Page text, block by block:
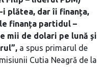
plătea, dar îi finanța,
finanța partidul –
mii de dolari pe lună și
a spus primarul de
Cutia Neagră de la